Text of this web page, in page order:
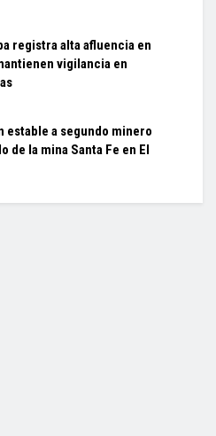
registra alta afluencia en
vigilancia en
estable a segundo minero
de la mina Santa Fe en El